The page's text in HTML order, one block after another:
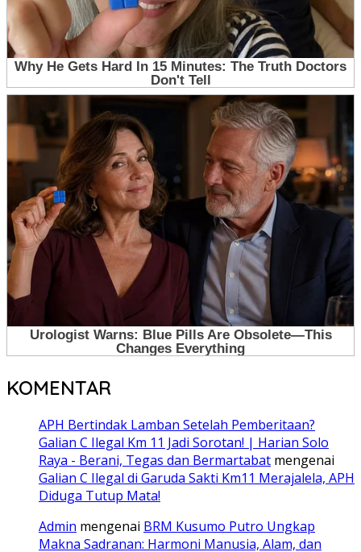
KOMENTAR
APH Bertindak Lamban Setelah Pemberitaan?
Galian C Ilegal Km 11 Jadi Sorotan! | Harian Solo
Raya - Berani, Tegas dan Bermartabat mengenai
Galian C Ilegal di Garuda Sakti Km11 Merajalela, APH
Diduga Tutup Mata!
Admin mengenai BRM Kusumo Putro Ungkap
Makna Sadranan: Harmoni Manusia, Alam, dan